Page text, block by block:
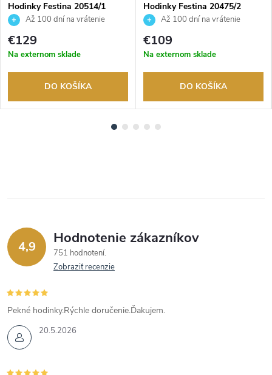
Hodinky Festina 20514/1
Až 100 dní na vrátenie
tovaru. Autorizovaný predajca.
€129
Na externom sklade
DO KOŠÍKA
Hodinky Festina 20475/2
Až 100 dní na vrátenie
tovaru. Autorizovaný predajca.
€109
Na externom sklade
DO KOŠÍKA
4,9 Hodnotenie zákazníkov
751 hodnotení
Zobraziť recenzie
20.5.2026
Pekné hodinky.Rýchle doručenie.Ďakujem.